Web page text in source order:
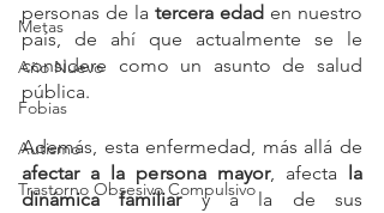
Metas
Año Nuevo
Fobias
Autismo
Trastorno Obsesivo Compulsivo
personas de la tercera edad en nuestro
país, de ahí que actualmente se le
considere como un asunto de salud
pública.
afectar a la persona mayor, afecta la
dinámica familiar